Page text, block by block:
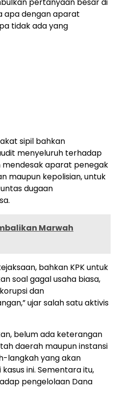
pertanyaan besar di
apa dengan aparat
tidak ada yang
sipil bahkan
menyeluruh terhadap
mendesak aparat penegak
maupun kepolisian, untuk
dugaan
Marwah
bahkan KPK untuk
soal gagal usaha biasa,
dan
ujar salah satu aktivis
belum ada keterangan
daerah maupun instansi
langkah yang akan
ini. Sementara itu,
pengelolaan Dana